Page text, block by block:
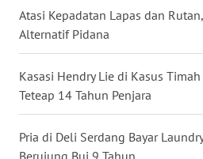
Atasi Kepadatan Lapas dan
Alternatif Pidana
Kasasi Hendry Lie di Kasus
Teteap 14 Tahun Penjara
Pria di Deli Serdang Bayar
BENGKULU
LAMPUNG
JATENG